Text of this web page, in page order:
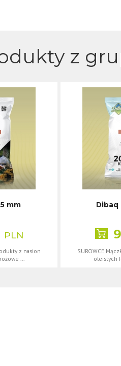
z
mm
PLN
z nasion
...
Dibaq
SUROWCE
oleistych